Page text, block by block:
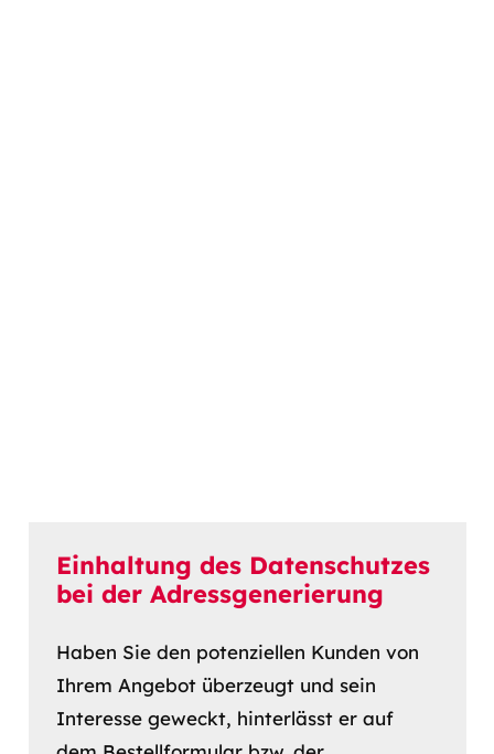
Einhaltung des Datenschutzes
bei der Adressgenerierung
Haben Sie den potenziellen Kunden von
Ihrem Angebot überzeugt und sein
Interesse geweckt, hinterlässt er auf